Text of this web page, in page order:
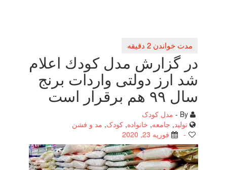
در گزارش مدل كودك اعلام
شد ارز دولتی واردات برنج
سال ۹۹ هم برقرار است
مدل کودک
جامعه,خانواده, کودک,مد و فشن
فوریه 23, 2020